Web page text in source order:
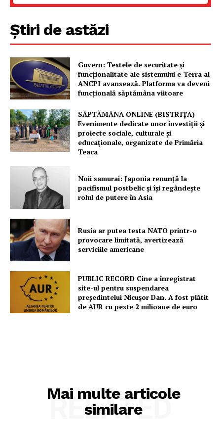
Știri de astăzi
Guvern: Testele de securitate și
funcționalitate ale sistemului e-Terra al
ANCPI avansează. Platforma va deveni
funcțională săptămâna viitoare
SĂPTĂMÂNA ONLINE (BISTRIȚA)
Evenimente dedicate unor investiții și
proiecte sociale, culturale și
educaționale, organizate de Primăria
Teaca
Noii samurai: Japonia renunță la
pacifismul postbelic și își regândește
rolul de putere în Asia
Rusia ar putea testa NATO printr-o
provocare limitată, avertizează
serviciile americane
PUBLIC RECORD Cine a înregistrat
site-ul pentru suspendarea
președintelui Nicușor Dan. A fost plătit
de AUR cu peste 2 milioane de euro
Mai multe articole
similare
RELATED